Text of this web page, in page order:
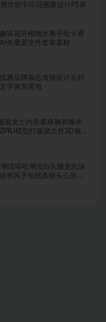
巾纱巾印花图案设计PS展
味花卉植物水果手绘卡通
矢量源文件套装素材
雅品牌杂志海报设计无衬
字体安装包
装女士内衣紧身胸衣睡衣
模型打版源文件3D服
流嘻哈潮流街头随意乱涂
鸦风手绘线条箭头心形微